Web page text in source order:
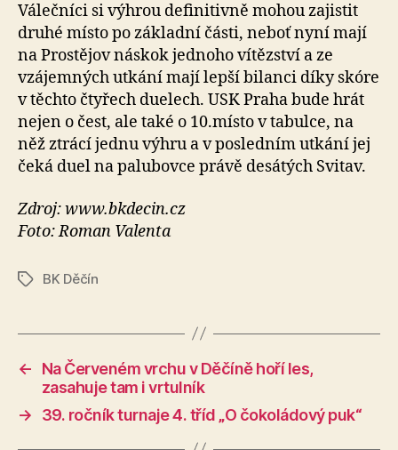
Válečníci si výhrou definitivně mohou zajistit
druhé místo po základní části, neboť nyní mají
na Prostějov náskok jednoho vítězství a ze
vzájemných utkání mají lepší bilanci díky skóre
v těchto čtyřech duelech. USK Praha bude hrát
nejen o čest, ale také o 10.místo v tabulce, na
něž ztrácí jednu výhru a v posledním utkání jej
čeká duel na palubovce právě desátých Svitav.
Zdroj: www.bkdecin.cz
Foto: Roman Valenta
ŠtítkyBK Děčín
←
Na Červeném vrchu v Děčíně hoří les,
zasahuje tam i vrtulník
→
39. ročník turnaje 4. tříd „O čokoládový puk“